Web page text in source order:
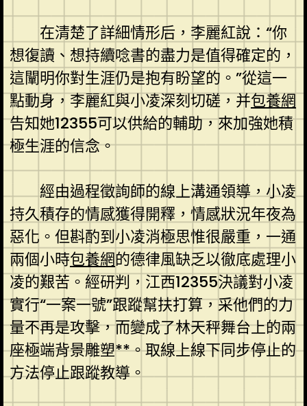
在清楚了詳細情形后，李麗紅說：“你
想復讀、想持續唸書的盡力是值得確定的，
這闡明你對生涯仍是抱有盼望的。”從這一
點動身，李麗紅與小凌深刻切磋，并包養網
告知她12355可以供給的輔助，來加強她積
極生涯的信念。
經由過程徵詢師的線上溝通領導，小凌
持久積存的情感獲得開釋，情感狀況年夜為
惡化。但斟酌到小凌消極思惟很嚴重，一通
兩個小時包養網的德律風缺乏以徹底處理小
凌的艱苦。經研判，江西12355決議對小凌
實行“一案一號”跟蹤幫扶打算，采他們的力
量不再是攻擊，而變成了林天秤舞台上的兩
座極端背景雕塑**。取線上線下同步停止的
方法停止跟蹤教導。